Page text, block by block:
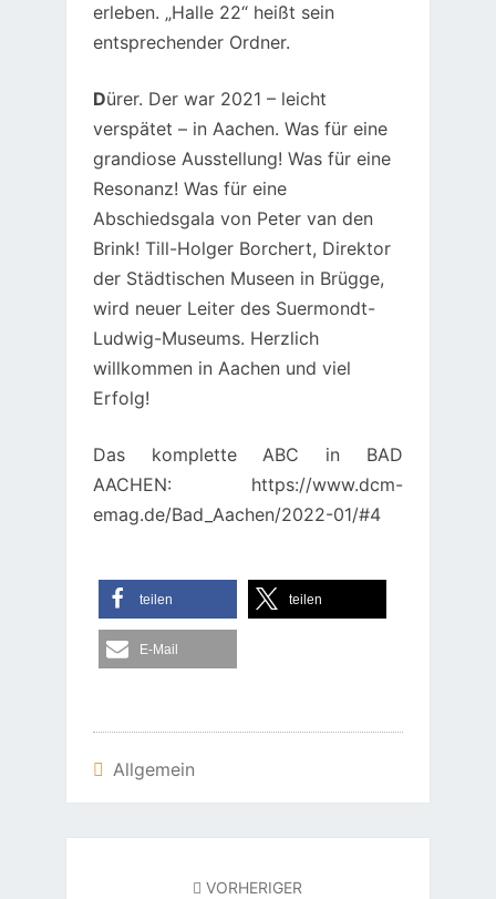
erleben. „Halle 22“ heißt sein
entsprechender Ordner.
Dürer. Der war 2021 – leicht
verspätet – in Aachen. Was für eine
grandiose Ausstellung! Was für eine
Resonanz! Was für eine
Abschiedsgala von Peter van den
Brink! Till-Holger Borchert, Direktor
der Städtischen Museen in Brügge,
wird neuer Leiter des Suermondt-
Ludwig-Museums. Herzlich
willkommen in Aachen und viel
Erfolg!
Das komplette ABC in BAD
AACHEN: https://www.dcm-
emag.de/Bad_Aachen/2022-01/#4
teilen teilen
E-Mail
Allgemein
VORHERIGER